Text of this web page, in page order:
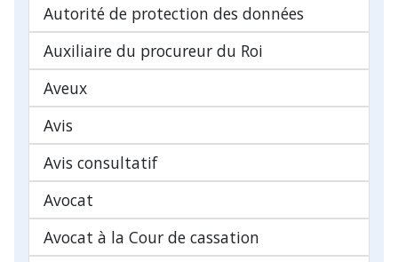
Autorité de protection des données
Auxiliaire du procureur du Roi
Aveux
Avis
Avis consultatif
Avocat
Avocat à la Cour de cassation